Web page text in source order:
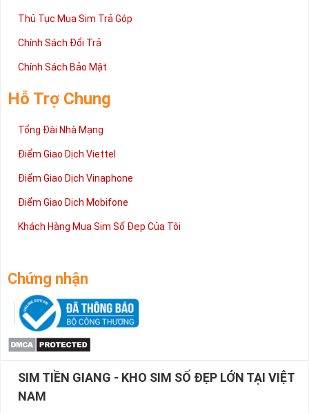
Thủ Tục Mua Sim Trả Góp
Chính Sách Đổi Trả
Chính Sách Bảo Mật
Hỗ Trợ Chung
Tổng Đài Nhà Mạng
Điểm Giao Dịch Viettel
Điểm Giao Dịch Vinaphone
Điểm Giao Dịch Mobifone
Khách Hàng Mua Sim Số Đẹp Của Tôi
Chứng nhận
SIM TIỀN GIANG - KHO SIM SỐ ĐẸP LỚN TẠI VIỆT
NAM